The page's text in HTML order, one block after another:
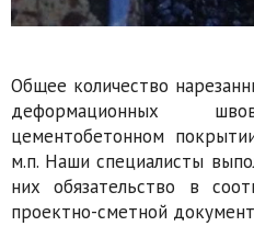
Общее количество
деформационных
цементобетонном
м.п. Наши специалисты
них обязательство в
проектно-сметной